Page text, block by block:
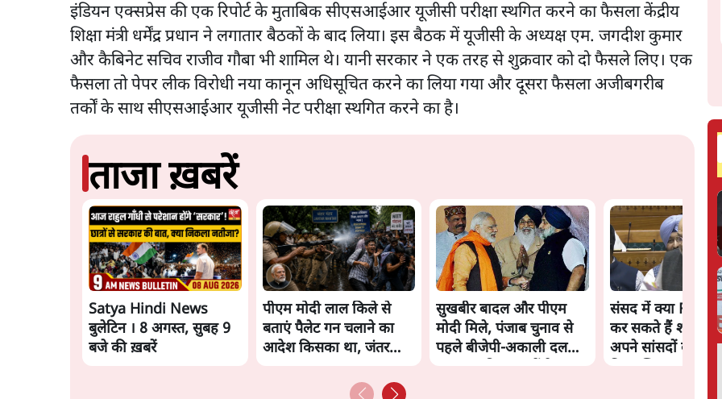
इंडियन एक्सप्रेस की एक रिपोर्ट के मुताबिक सीएसआईआर यूजीसी परीक्षा स्थगित करने का फैसला केंद्रीय
शिक्षा मंत्री धर्मेंद्र प्रधान ने लगातार बैठकों के बाद लिया। इस बैठक में यूजीसी के अध्यक्ष एम. जगदीश कुमार
और कैबिनेट सचिव राजीव गौबा भी शामिल थे। यानी सरकार ने एक तरह से शुक्रवार को दो फैसले लिए। एक
फैसला तो पेपर लीक विरोधी नया कानून अधिसूचित करने का लिया गया और दूसरा फैसला अजीबगरीब
तर्कों के साथ सीएसआईआर यूजीसी नेट परीक्षा स्थगित करने का है।
ताजा ख़बरें
Satya Hindi News
बुलेटिन । 8 अगस्त, सुबह 9
बजे की ख़बरें
पीएम मोदी लाल किले से
बताएं पैलेट गन चलाने का
आदेश किसका था, जंतर
सुखबीर बादल और पीएम
मोदी मिले, पंजाब चुनाव से
पहले बीजेपी-अकाली दल
संसद में क्या FCRA
कर सकते हैं शाह?
अपने सांसदों के लिए